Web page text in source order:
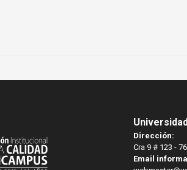
Dirección:
Cra 9 # 123 -
Email